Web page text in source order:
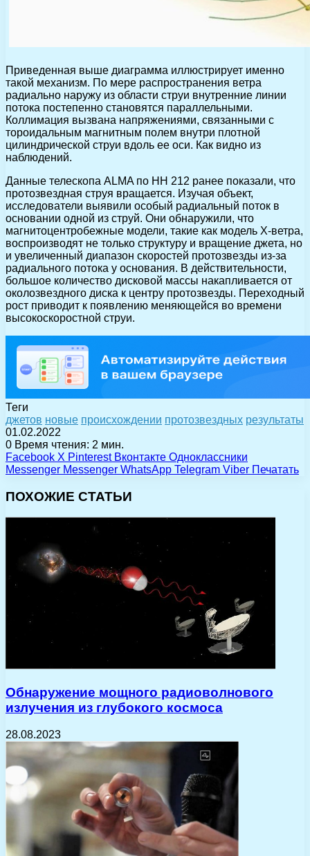
Приведенная выше диаграмма иллюстрирует именно
такой механизм. По мере распространения ветра
радиально наружу из области струи внутренние линии
потока постепенно становятся параллельными.
Коллимация вызвана напряжениями, связанными с
тороидальным магнитным полем внутри плотной
цилиндрической струи вдоль ее оси. Как видно из
наблюдений.
Данные телескопа ALMA по HH 212 ранее показали, что
протозвездная струя вращается. Изучая объект,
исследователи выявили особый радиальный поток в
основании одной из струй. Они обнаружили, что
магнитоцентробежные модели, такие как модель X-ветра,
воспроизводят не только структуру и вращение джета, но
и увеличенный диапазон скоростей протозвезды из-за
радиального потока у основания. В действительности,
большое количество дисковой массы накапливается от
околозвездного диска к центру протозвезды. Переходный
рост приводит к появлению меняющейся во времени
высокоскоростной струи.
Теги
джетов новые происхождении протозвездных результаты
01.02.2022
0 Время чтения: 2 мин.
Facebook X Pinterest Вконтакте Одноклассники
Messenger Messenger WhatsApp Telegram Viber Печатать
ПОХОЖИЕ СТАТЬИ
Обнаружение мощного радиоволнового
излучения из глубокого космоса
28.08.2023